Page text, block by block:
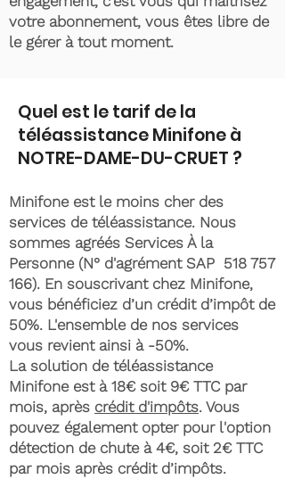
votre abonnement, vous êtes libre de
le gérer à tout moment.
Quel est le tarif de la
téléassistance Minifone à
NOTRE-DAME-DU-CRUET ?
Minifone est le moins cher des
services de téléassistance. Nous
sommes agréés Services À la
Personne (N° d'agrément SAP 518 757
166). En souscrivant chez Minifone,
vous bénéficiez d’un crédit d’impôt de
50%. L'ensemble de nos services
vous revient ainsi à -50%.
La solution de téléassistance
Minifone est à 18€ soit 9€ TTC par
mois, après crédit d'impôts. Vous
pouvez également opter pour l'option
détection de chute à 4€, soit 2€ TTC
par mois après crédit d’impôts.